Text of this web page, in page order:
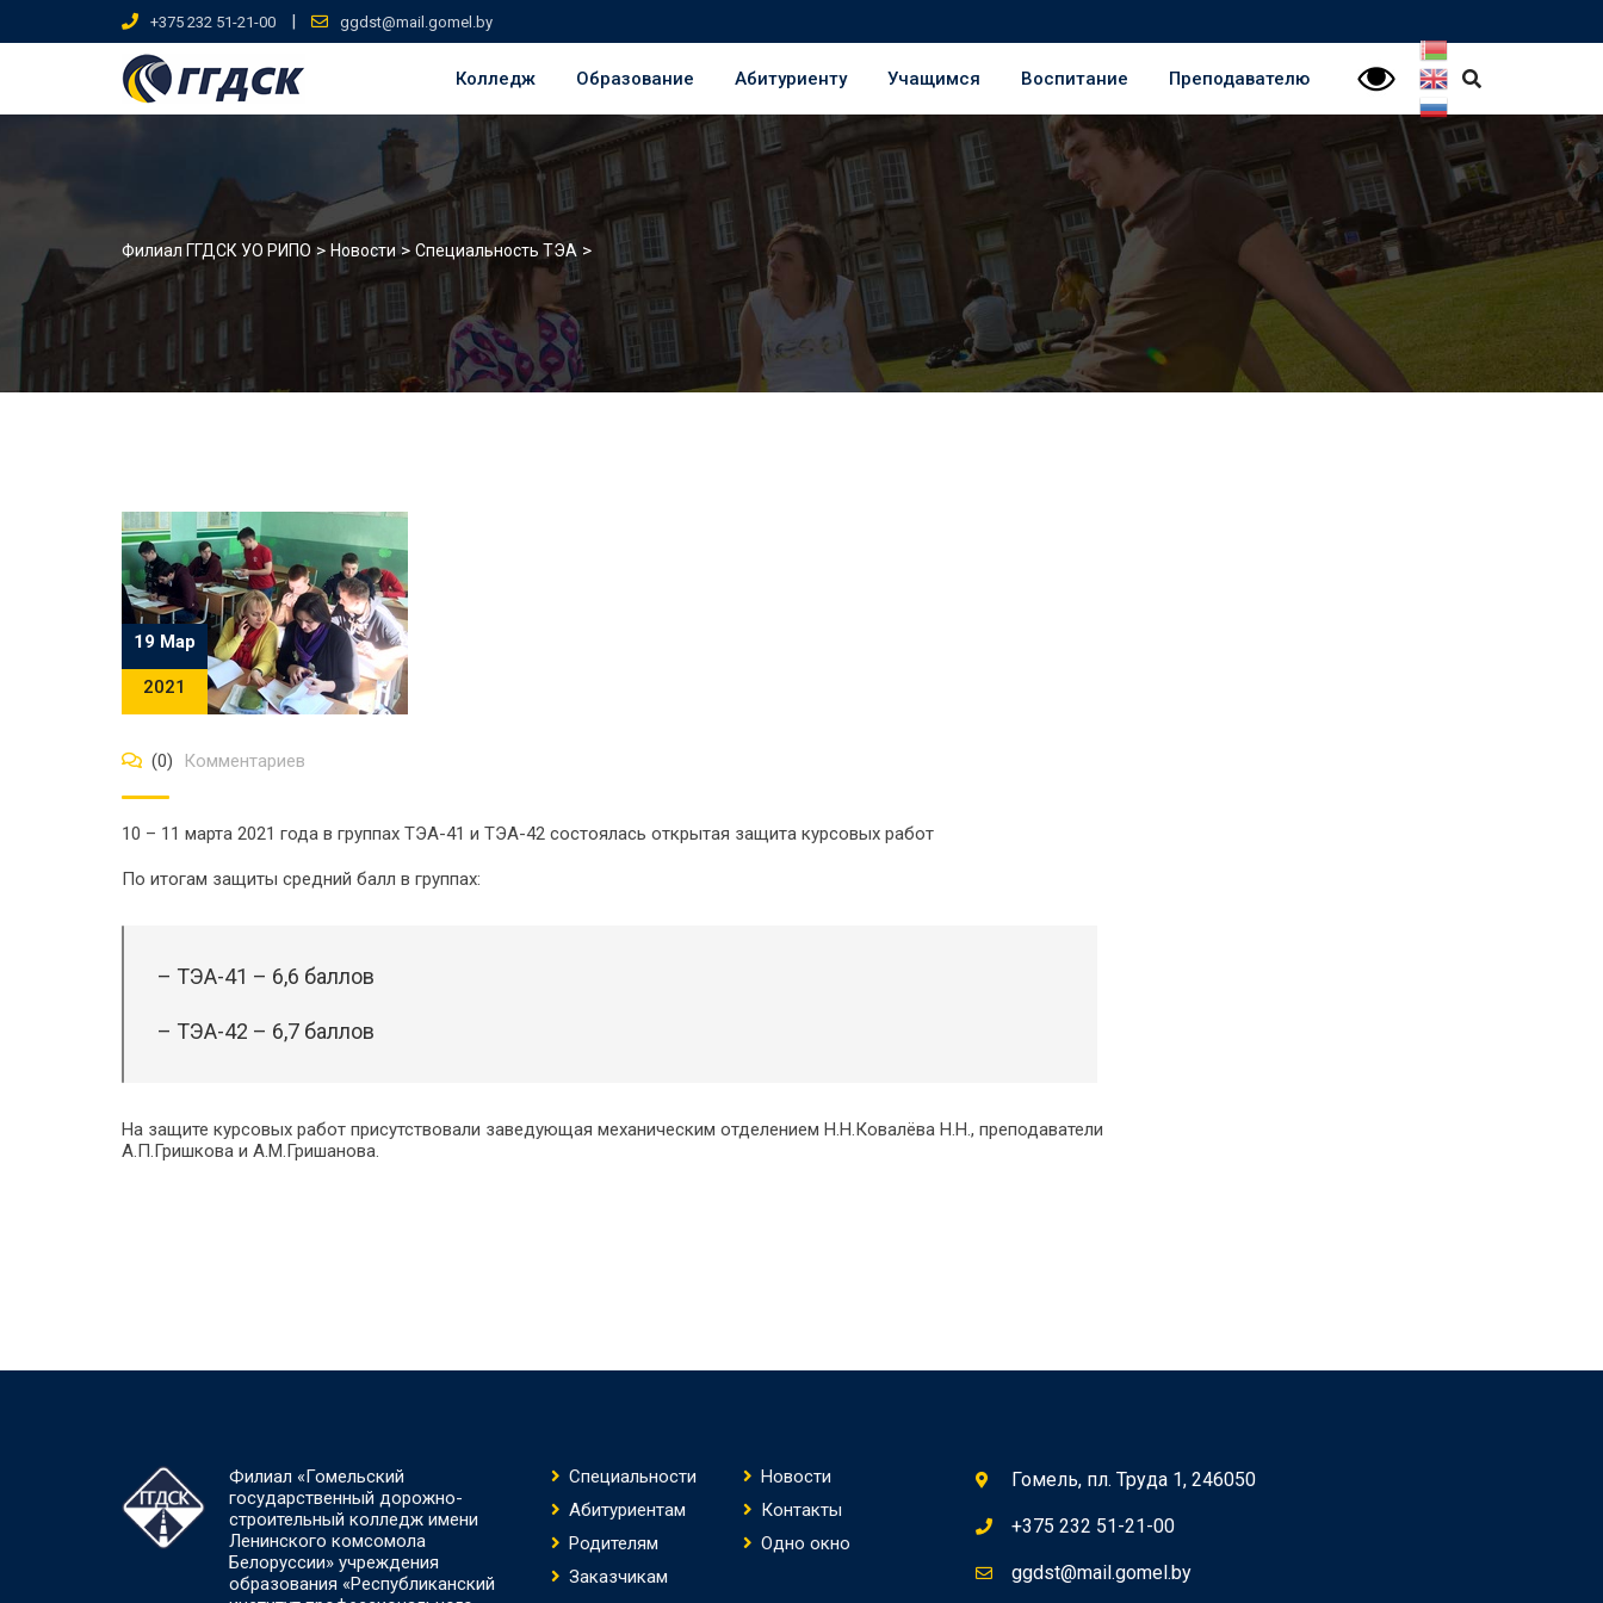
+375 232 51-21-00 | ggdst@mail.gomel.by
Колледж Образование Абитуриенту Учащимся Воспитание Преподавателю
Филиал ГГДСК УО РИПО > Новости> Специальность ТЭА >
19 Мар
2021
(0) Комментариев
10 – 11 марта 2021 года в группах ТЭА-41 и ТЭА-42 состоялась открытая защита курсовых работ
По итогам защиты средний балл в группах:
– ТЭА-41 – 6,6 баллов
– ТЭА-42 – 6,7 баллов
На защите курсовых работ присутствовали заведующая механическим отделением Н.Н.Ковалёва Н.Н., преподаватели
А.П.Гришкова и А.М.Гришанова.
Филиал «Гомельский
государственный дорожно-
строительный колледж имени
Ленинского комсомола
Белоруссии» учреждения
образования «Республиканский
Специальности
Новости
Абитуриентам
Контакты
Родителям
Одно окно
Заказчикам
Гомель, пл. Труда 1, 246050
+375 232 51-21-00
ggdst@mail.gomel.by